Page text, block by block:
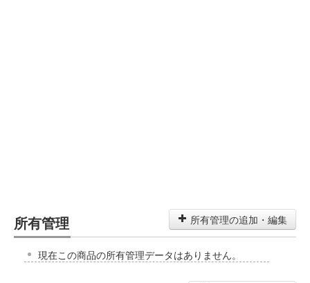
所有管理 所有管理の追加・編集
現在この商品の所有管理データはありません。